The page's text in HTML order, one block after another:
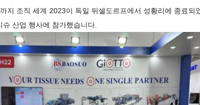
지 조직 세계 2023이 독일 뒤셀도르프에서 성황리에 종료
산업 행사에 참가했습니다.